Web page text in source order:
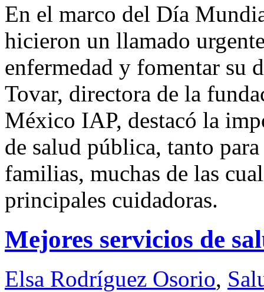
En el marco del Día
hicieron un llamado
enfermedad y fomentar su
Tovar, directora de la
México IAP, destacó la
de salud pública, tanto
familias, muchas de las
principales cuidadoras.
Mejores servicios de
Elsa Rodríguez Osorio,